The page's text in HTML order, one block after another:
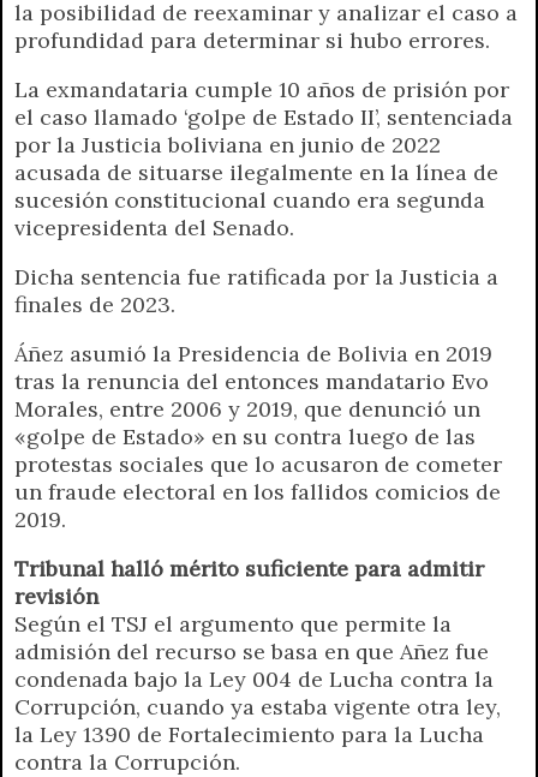
la posibilidad de reexaminar y analizar el caso a
profundidad para determinar si hubo errores.
La exmandataria cumple 10 años de prisión por
el caso llamado ‘golpe de Estado II’, sentenciada
por la Justicia boliviana en junio de 2022
acusada de situarse ilegalmente en la línea de
sucesión constitucional cuando era segunda
vicepresidenta del Senado.
Dicha sentencia fue ratificada por la Justicia a
finales de 2023.
Áñez asumió la Presidencia de Bolivia en 2019
tras la renuncia del entonces mandatario Evo
Morales, entre 2006 y 2019, que denunció un
«golpe de Estado» en su contra luego de las
protestas sociales que lo acusaron de cometer
un fraude electoral en los fallidos comicios de
2019.
Tribunal halló mérito suficiente para admitir
revisión
Según el TSJ el argumento que permite la
admisión del recurso se basa en que Añez fue
condenada bajo la Ley 004 de Lucha contra la
Corrupción, cuando ya estaba vigente otra ley,
la Ley 1390 de Fortalecimiento para la Lucha
contra la Corrupción.